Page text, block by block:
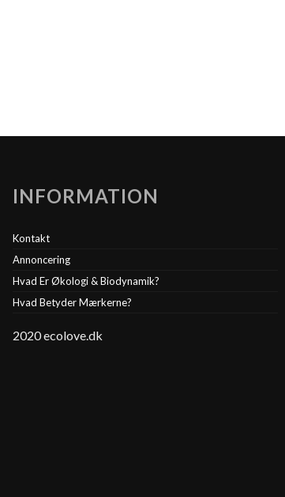
INFORMATION
Kontakt
Annoncering
Hvad Er Økologi & Biodynamik?
Hvad Betyder Mærkerne?
2020 ecolove.dk